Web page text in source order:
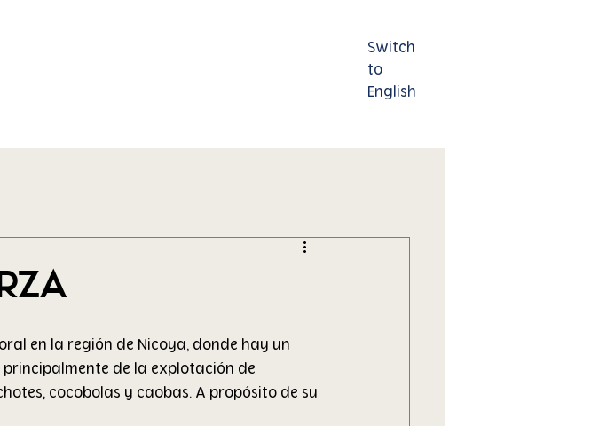
Switch
to
English
en la región de Nicoya, donde hay un
de la explotación de
cocobolas y caobas. A propósito de su